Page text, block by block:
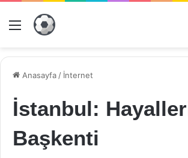
Menü
Anasayfa / İnternet
İstanbul:
Başkenti